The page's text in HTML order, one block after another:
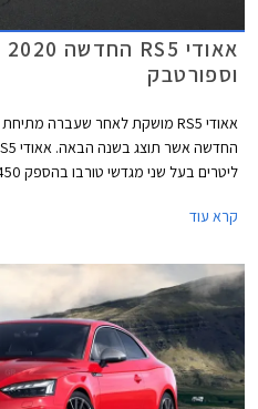
וספורטבק
בתוך חלל ה- V את צמד מגדשי הטורבו, המייצרים לחץ גדישה של 1.5 באר.
קרא עוד